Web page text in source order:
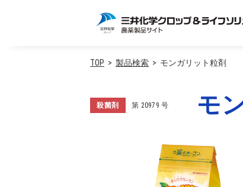
TOP 製品検索 モンガリット粒剤
殺菌剤 第 20979号 モ